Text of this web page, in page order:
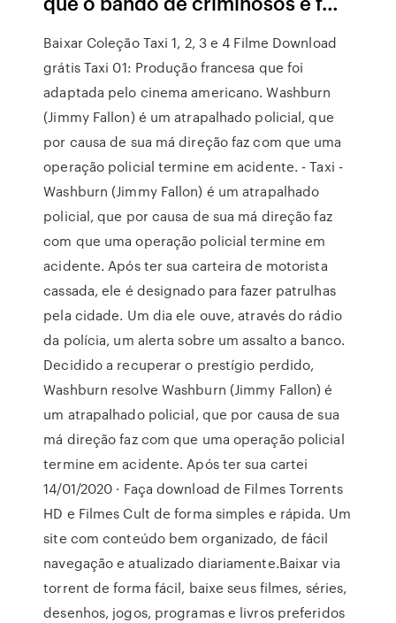
Baixar Coleção Taxi 1, 2, 3 e 4 Filme Download
grátis Taxi 01: Produção francesa que foi
adaptada pelo cinema americano. Washburn
(Jimmy Fallon) é um atrapalhado policial, que
por causa de sua má direção faz com que uma
operação policial termine em acidente. - Taxi -
Washburn (Jimmy Fallon) é um atrapalhado
policial, que por causa de sua má direção faz
com que uma operação policial termine em
acidente. Após ter sua carteira de motorista
cassada, ele é designado para fazer patrulhas
pela cidade. Um dia ele ouve, através do rádio
da polícia, um alerta sobre um assalto a banco.
Decidido a recuperar o prestígio perdido,
Washburn resolve Washburn (Jimmy Fallon) é
um atrapalhado policial, que por causa de sua
má direção faz com que uma operação policial
termine em acidente. Após ter sua cartei
14/01/2020 · Faça download de Filmes Torrents
HD e Filmes Cult de forma simples e rápida. Um
site com conteúdo bem organizado, de fácil
navegação e atualizado diariamente.Baixar via
torrent de forma fácil, baixe seus filmes, séries,
desenhos, jogos, programas e livros preferidos